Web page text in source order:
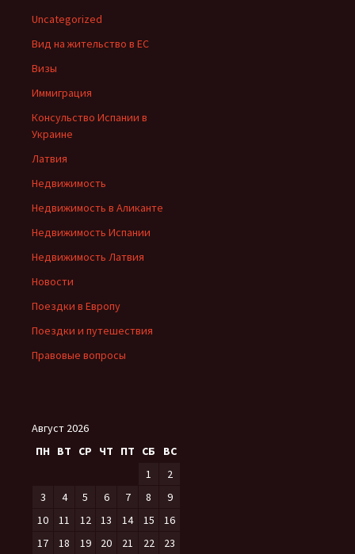
Uncategorized
Вид на жительство в ЕС
Визы
Иммиграция
Консульство Испании в
Украине
Латвия
Недвижимость
Недвижимость в Аликанте
Недвижимость Испании
Недвижимость Латвия
Новости
Поездки в Европу
Поездки и путешествия
Правовые вопросы
Август 2026
ПН
ВТ СР ЧТ ПТ СБ
ВС
1
2
3
4 5 6 7 8
9
10
11 12 13 14 15
16
17
18 19 20 21 22 23